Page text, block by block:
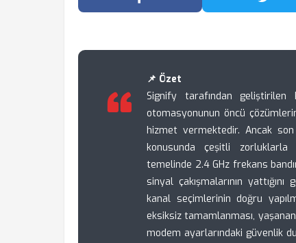
Facebook'ta Paylaş
📌 Özet
Signify tarafından geliştirilen
otomasyonunun öncü
hizmet vermektedir. Ancak son
konusunda çeşitli zorluklarla
temelinde 2.4 GHz frekans
sinyal çakışmalarının
kanal seçimlerinin doğru
eksiksiz tamamlanması,
modem ayarlarındaki güvenlik